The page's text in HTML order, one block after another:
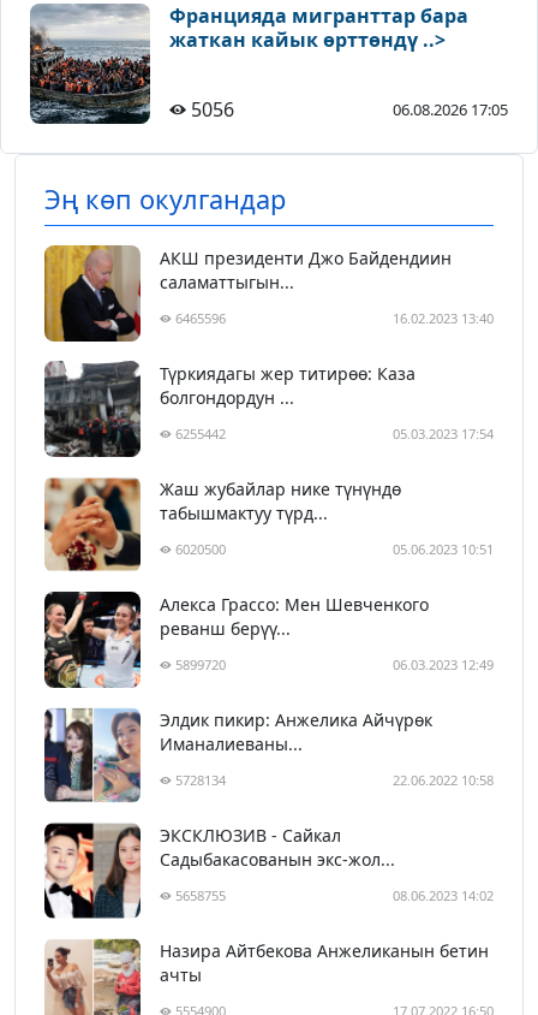
Францияда мигранттар бара
жаткан кайык өрттөндү ..>
5056 06.08.2026 17:05
Эң көп окулгандар
АКШ президенти Джо Байдендиин
саламаттыгын...
6465596 16.02.2023 13:40
Түркиядагы жер титирөө: Каза
болгондордун ...
6255442 05.03.2023 17:54
Жаш жубайлар нике түнүндө
табышмактуу түрд...
6020500 05.06.2023 10:51
Алекса Грассо: Мен Шевченкого
реванш берүү...
5899720 06.03.2023 12:49
Элдик пикир: Анжелика Айчүрөк
Иманалиеваны...
5728134 22.06.2022 10:58
ЭКСКЛЮЗИВ - Сайкал
Садыбакасованын экс-жол...
5658755 08.06.2023 14:02
Назира Айтбекова Анжеликанын бетин
ачты
5554900 17.07.2022 16:50